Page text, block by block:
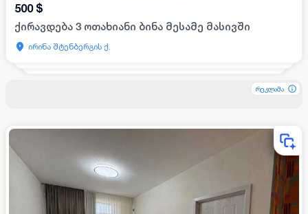
500 $
ქირავდება 3 ოთახიანი ბინა მესამე მასივში
ირინა შტენბერგის ქ.
რეკლამა
რეკლამა
რეკლამა